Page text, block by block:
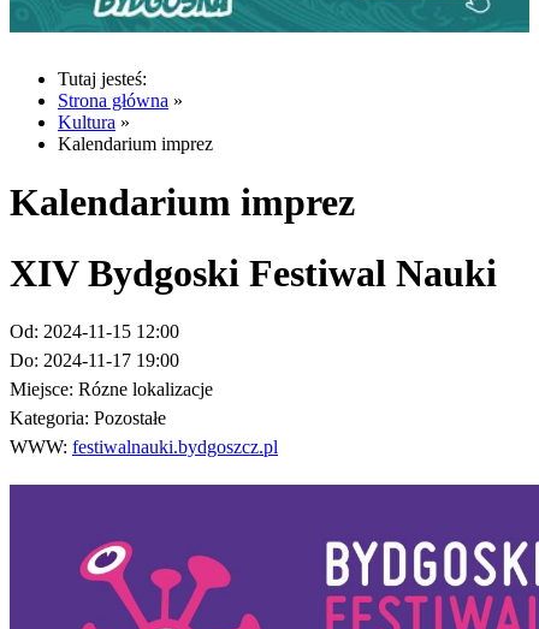
Tutaj jesteś:
Strona główna »
Kultura »
Kalendarium imprez
Kalendarium imprez
XIV Bydgoski Festiwal Nauki
Od: 2024-11-15 12:00
Do: 2024-11-17 19:00
Miejsce: Rózne lokalizacje
Kategoria: Pozostałe
WWW: festiwalnauki.bydgoszcz.pl